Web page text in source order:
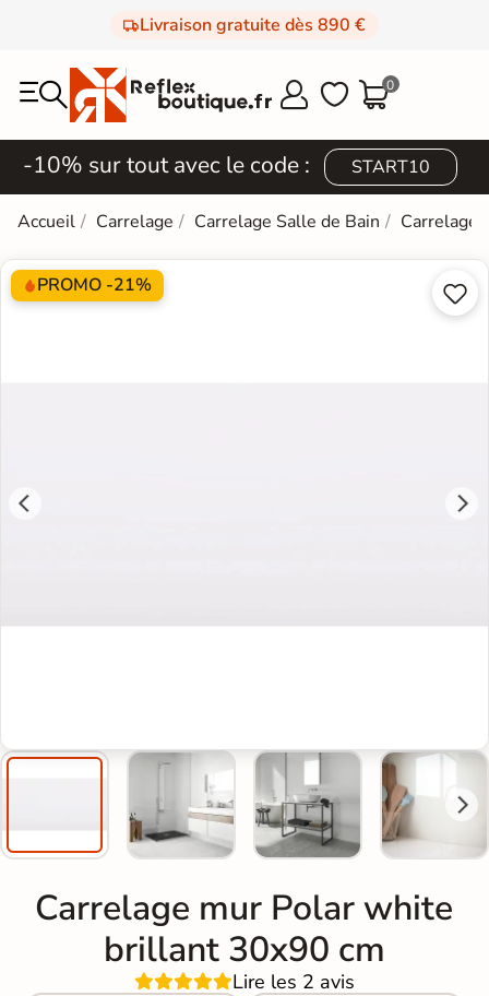
Livraison gratuite dès 890 €
  0
-10% sur tout avec le code : START10
Accueil Carrelage Carrelage Salle de Bain Carrelage
PROMO -21% 

Carrelage mur Polar white
brillant 30x90 cm
Lire les 2 avis